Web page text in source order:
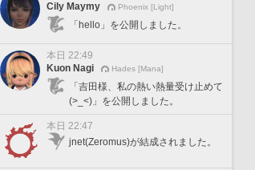
Cily Maymy
Phoenix [Light]
「hello」を公開しました。
本日 22:49
Kuon Nagi
Hades [Mana]
「吉田様、私の熱い熱量受け止めて
(>_<)」を公開しました。
本日 22:47
jnet(Zeromus)が結成されました。